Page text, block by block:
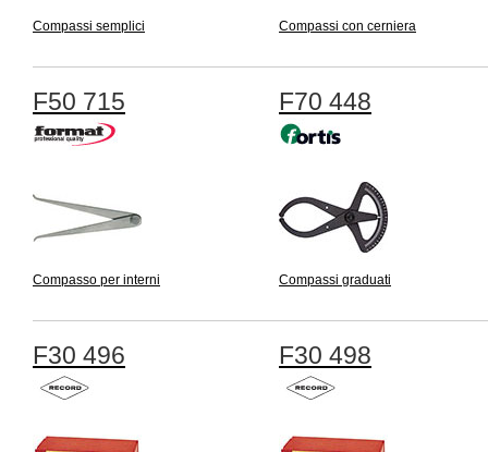
Compassi semplici Compassi con cerniera
F50 715
Compasso per interni
F70 448
Compassi graduati
F30 496 F30 498